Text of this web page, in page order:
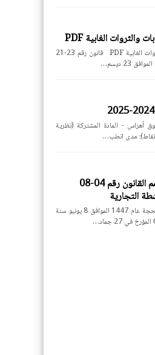
قانون رقم 23-21 يتعلق بالغابات والثروات الغابية PDF قانون رقم 23-21
- المادة المشتركة (نظرية
قانون رقم 26-12 يعدل ويتمم القانون رقم 04-08
التجارية
قانون رقم 26-12 مؤرخ في 22 ذي الحجة عام 1447 الموافق 8 يونيو سنة